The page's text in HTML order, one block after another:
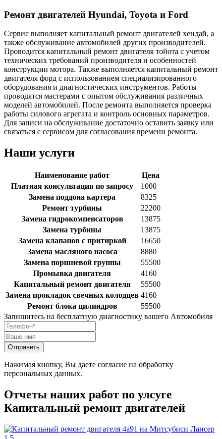
Ремонт двигателей Hyundai, Toyota и Ford
Сервис выполняет капитальный ремонт двигателей хендай, а
также обслуживание автомобилей других производителей.
Проводится капитальный ремонт двигателя тойота с учетом
технических требований производителя и особенностей
конструкции мотора. Также выполняется капитальный ремонт
двигателя форд с использованием специализированного
оборудования и диагностических инструментов. Работы
проводятся мастерами с опытом обслуживания различных
моделей автомобилей. После ремонта выполняется проверка
работы силового агрегата и контроль основных параметров.
Для записи на обслуживание достаточно оставить заявку или
связаться с сервисом для согласования времени ремонта.
Наши услуги
Наименование работ
Цена
Платная консультация по запросу
1000
Замена поддона картера
8325
Ремонт турбины
22200
Замена гидрокомпенсаторов
13875
Замена турбины
13875
Замена клапанов с притиркой
16650
Замена масляного насоса
8880
Замена поршневой группы
55500
Промывка двигателя
4160
Капитальный ремонт двигателя
55500
Замена прокладок свечных колодцев 4160
Ремонт блока цилиндров
55500
Запишитесь на бесплатную диагностику вашего Автомобиля
Отправить
Нажимая кнопку, Вы даете согласие на обработку
персональных данных.
Отчеты наших работ по улсуге
Капитальный ремонт двигателей